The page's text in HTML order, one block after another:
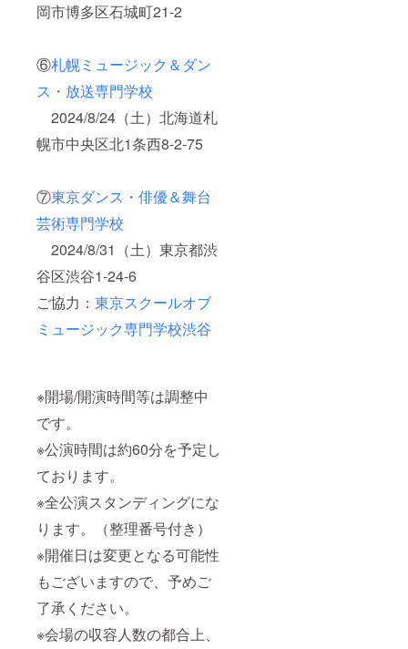
岡市博多区石城町21-2
⑥札幌ミュージック＆ダン
ス・放送専門学校
2024/8/24（土）北海道札
幌市中央区北1条西8-2-75
⑦東京ダンス・俳優＆舞台
芸術専門学校
2024/8/31（土）東京都渋
谷区渋谷1-24-6
ご協力： 東京スクールオブ
ミュージック専門学校渋谷
※開場/開演時間等は調整中
です。
※公演時間は約60分を予定し
ております。
※全公演スタンディングにな
ります。（整理番号付き）
※開催日は変更となる可能性
もございますので、予めご
了承ください。
※会場の収容人数の都合上、